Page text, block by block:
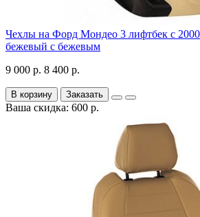
Чехлы на Форд Мондео 3 лифтбек с
бежевый с бежевым
9 000 р. 8 400 р.
В корзину Заказать
Ваша скидка: 600 р.